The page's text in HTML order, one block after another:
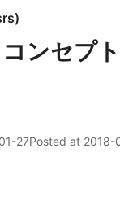
)
ンセプト
27Posted at 2018-